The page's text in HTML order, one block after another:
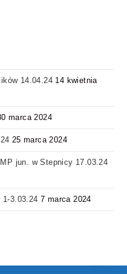
14.04.24 14 kwietnia
marca 2024
25 marca 2024
jun. w Stepnicy 17.03.24
1-3.03.24 7 marca 2024